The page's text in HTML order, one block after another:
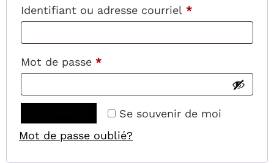
Identifiant ou adresse courriel *
Mot de passe *
Se souvenir de moi
Mot de passe oublié?